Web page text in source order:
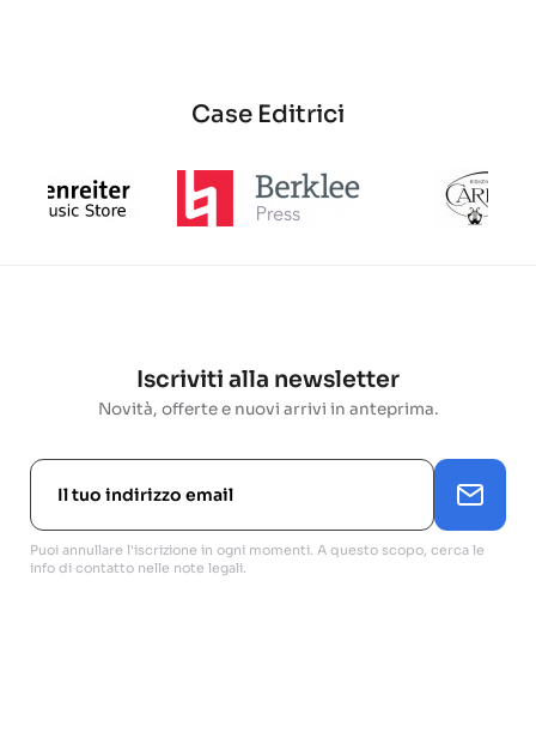
Case Editrici
Iscriviti alla newsletter
Novità, offerte e nuovi arrivi in anteprima.
Puoi annullare l'iscrizione in ogni momenti. A questo scopo, cerca le
info di contatto nelle note legali.